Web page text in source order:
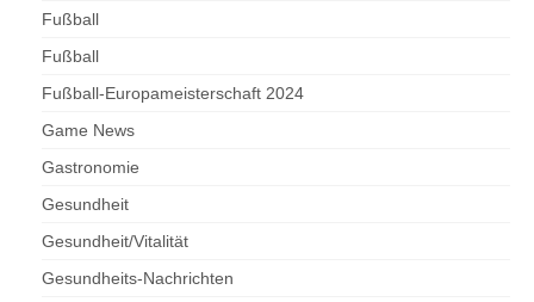
Fußball
Fußball
Fußball-Europameisterschaft 2024
Game News
Gastronomie
Gesundheit
Gesundheit/Vitalität
Gesundheits-Nachrichten